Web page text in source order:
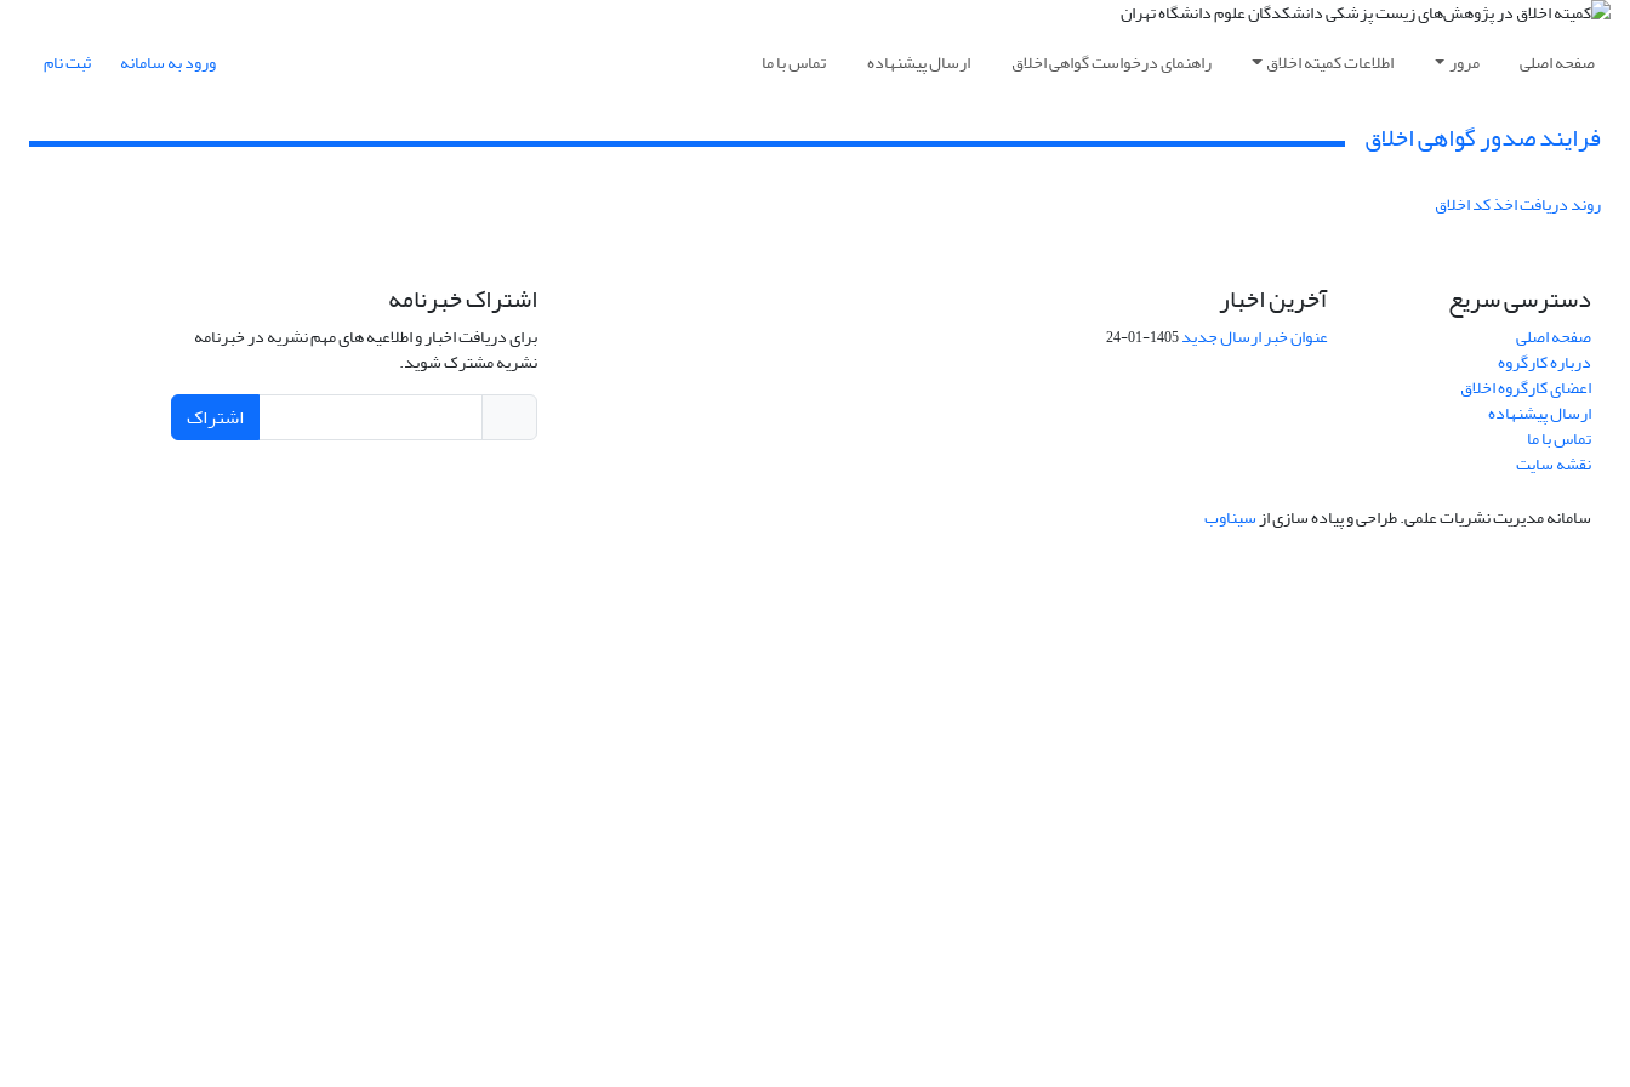
صفحه اصلی مرور اطلاعات کمیته اخلاق راهنمای درخواست گواهی اخلاق ارسال پیشنهاده تماس با ما ورود به سامانه ثبت نام
فرایند صدور گواهی اخلاق
روند دریافت اخذ کد اخلاق
دسترسی سریع
صفحه اصلی
درباره کارگروه
اعضای کارگروه اخلاق
ارسال پیشنهاده
تماس با ما
نقشه سایت
آخرین اخبار
عنوان خبر ارسال جدید1405-01-24
اشتراک خبرنامه
برای دریافت اخبار و اطلاعیه های مهم نشریه در خبرنامه
نشریه مشترک شوید.
اشتراک
سامانه مدیریت نشریات علمی.طراحی و پیاده سازی ازسیناوب